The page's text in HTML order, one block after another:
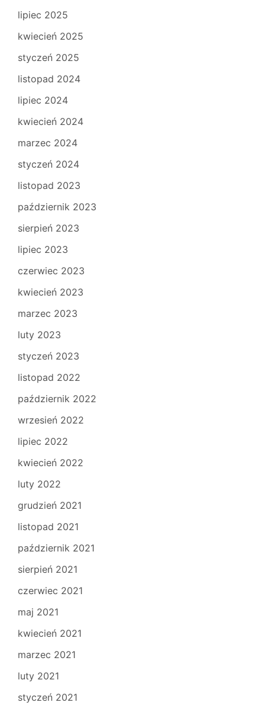
lipiec 2025
kwiecień 2025
styczeń 2025
listopad 2024
lipiec 2024
kwiecień 2024
marzec 2024
styczeń 2024
listopad 2023
październik 2023
sierpień 2023
lipiec 2023
czerwiec 2023
kwiecień 2023
marzec 2023
luty 2023
styczeń 2023
listopad 2022
październik 2022
wrzesień 2022
lipiec 2022
kwiecień 2022
luty 2022
grudzień 2021
listopad 2021
październik 2021
sierpień 2021
czerwiec 2021
maj 2021
kwiecień 2021
marzec 2021
luty 2021
styczeń 2021